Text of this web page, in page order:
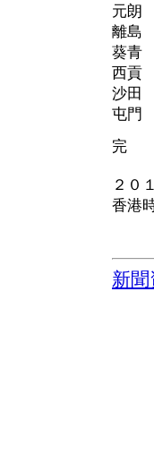
元朗
離島
葵青
西貢
沙田
屯門
完
２０
香港
新聞